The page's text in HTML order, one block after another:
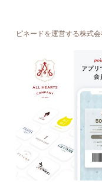
ピネードを運営する株式